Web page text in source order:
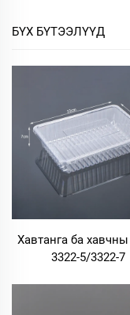
БҮХ БҮТЭЭЛҮҮД
Хавтанга ба
3322-5/3322-7